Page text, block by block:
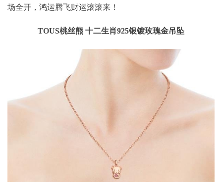
场全开，鸿运腾飞财运滚滚来！
TOUS桃丝熊 十二生肖925银镀玫瑰金吊坠